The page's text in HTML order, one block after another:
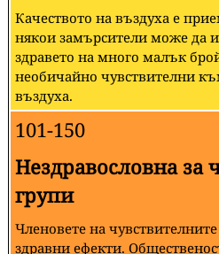
Качеството на въздуха е
някои замърсители може да
здравето на много малък
необичайно чувствителни
въздуха.
101-150
Нездравословна за
групи
Членовете на
здравни ефекти.